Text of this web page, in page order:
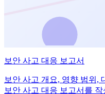
보안 사고 대응 보고서
보안 사고 개요, 영향 범위,
보안 사고 대응 보고서를